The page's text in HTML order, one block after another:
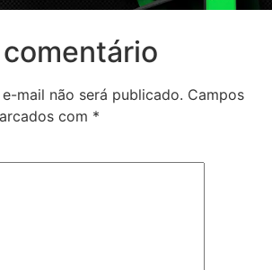
mail não será publicado. Campos
com *